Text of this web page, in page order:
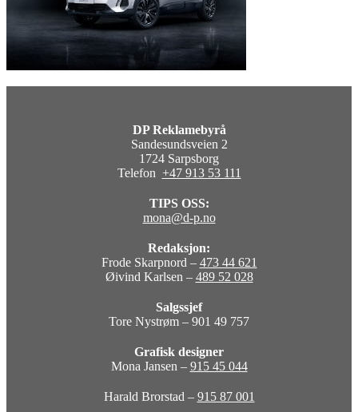
DP Reklamebyrå
Sandesundsveien 2
1724 Sarpsborg
Telefon +47 913 53 111
TIPS OSS:
mona@d-p.no
Redaksjon:
Frode Skarpnord – 473 44 621
Øivind Karlsen – 489 52 028
Salgssjef
Tore Nystrøm – 901 49 757
Grafisk designer
Mona Jansen – 915 45 044
Harald Brorstad – 915 87 001